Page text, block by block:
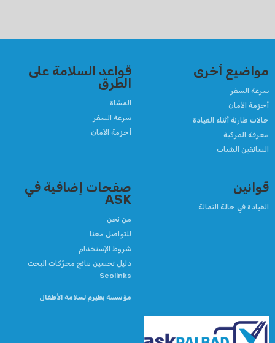
مواضيع أخرى
سرعة السفر
أحزمة الأمان
حالات طارئة أثناء القيادة
معرفة المركبة
السائقين الشباب
قواعد السلامة على
الطرق
المشاة
سرعة السفر
أحزمة الأمان
قوانين
القيادة في حالة الثمالة
صفحات إضافية في
ASK
من نحن
للتواصل معنا
شروط الإستخدام
دليل تحسين نتائج محرّكات البحث
Seolinks
مؤسسة بطيرم لسلامة الأطفال